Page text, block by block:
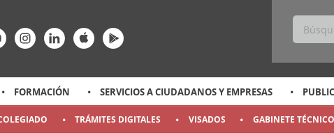
rrss
enlace-rrssenlace-rrssenlace-rrssenlace-rrssenlace-rrss
FORMACIÓN SERVICIOS A CIUDADANOS Y EMPRESAS
TRÁMITES DIGITALES VISADOS GABINETE TÉCNICO